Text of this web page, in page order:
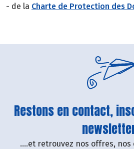
- de la Charte de Protection des
Restons en contact,
....et retrouvez nos offres, nos